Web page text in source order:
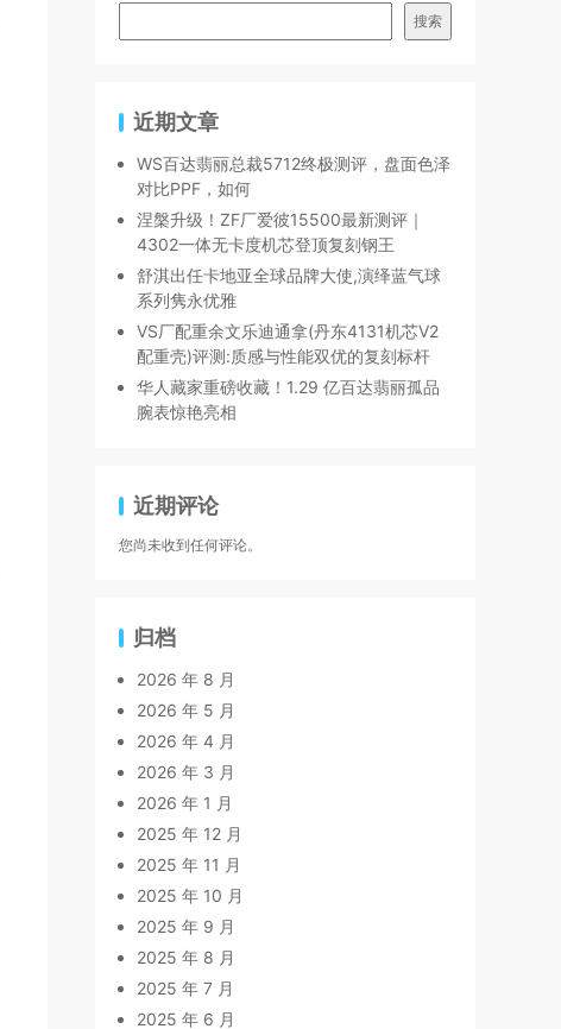
搜索
近期文章
WS百达翡丽总裁5712终极测评，盘面色泽
对比PPF，如何
涅槃升级！ZF厂爱彼15500最新测评｜
4302一体无卡度机芯登顶复刻钢王
舒淇出任卡地亚全球品牌大使,演绎蓝气球
系列隽永优雅
VS厂配重余文乐迪通拿(丹东4131机芯V2
配重壳)评测:质感与性能双优的复刻标杆
华人藏家重磅收藏！1.29 亿百达翡丽孤品
腕表惊艳亮相
近期评论
您尚未收到任何评论。
归档
2026 年 8 月
2026 年 5 月
2026 年 4 月
2026 年 3 月
2026 年 1 月
2025 年 12 月
2025 年 11 月
2025 年 10 月
2025 年 9 月
2025 年 8 月
2025 年 7 月
2025 年 6 月